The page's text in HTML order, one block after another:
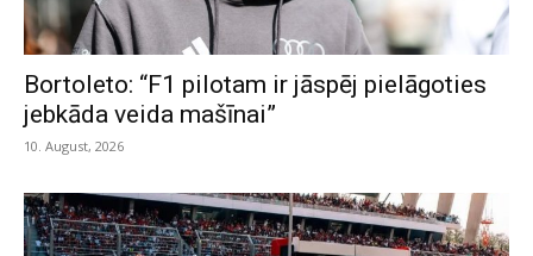
Bortoleto: “F1 pilotam ir jāspēj pielāgoties
jebkāda veida mašīnai”
10. August, 2026